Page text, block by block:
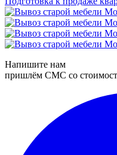
Напишите нам
пришлём СМС со